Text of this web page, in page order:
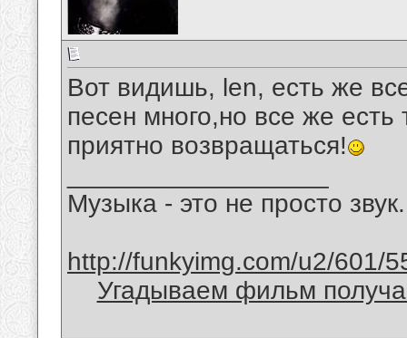
Вот видишь, len, есть же
песен много,но все же есть
приятно возвращаться!
Музыка - это не просто
http://funkyimg.com/u2/601/
Угадываем фильм